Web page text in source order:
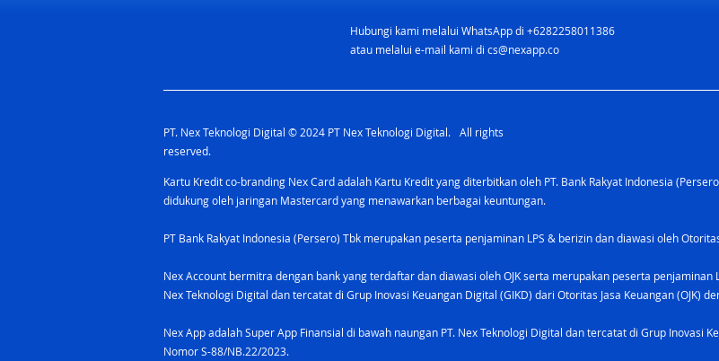
Hubungi kami melalui WhatsApp di +6282258011386
atau melalui e-mail kami di cs@nexapp.co
PT. Nex Teknologi Digital © 2024 PT Nex Teknologi Digital. All rights
reserved.
Kartu Kredit co-branding Nex Card adalah Kartu Kredit yang diterbitkan oleh PT. Bank Rakyat Indonesia
didukung oleh jaringan Mastercard yang menawarkan berbagai keuntungan.
PT Bank Rakyat Indonesia (Persero) Tbk merupakan peserta penjaminan LPS & berizin dan diawasi oleh
Nex Account bermitra dengan bank yang terdaftar dan diawasi oleh OJK serta merupakan peserta
Nex Teknologi Digital dan tercatat di Grup Inovasi Keuangan Digital (GIKD) dari Otoritas Jasa Keuangan (OJK)
Nex App adalah Super App Finansial di bawah naungan PT. Nex Teknologi Digital dan tercatat di Grup Inovasi
Nomor S-88/NB.22/2023.